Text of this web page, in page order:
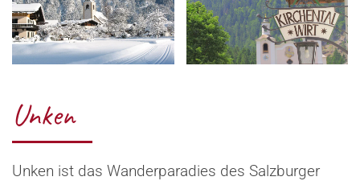
Unken
Unken ist das Wanderparadies des Salzburger